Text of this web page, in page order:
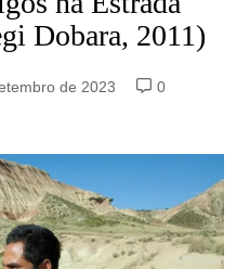
Dobara, 2011)
de 2023
0